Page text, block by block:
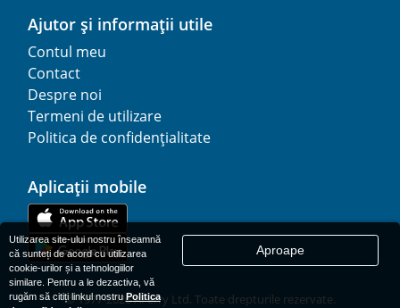
Ajutor și informații utile
Contul meu
Contact
Despre noi
Termeni de utilizare
Politica de confidențialitate
Aplicații mobile
© 1977-2026AFerry Ltd. Toate drepturile rezervate.
Utilizarea site-ului nostru înseamnă
că sunteți de acord cu utilizarea
cookie-urilor și a tehnologiilor
similare. Pentru a le dezactiva, vă
rugăm să citiți linkul nostruPolitica
Aproape